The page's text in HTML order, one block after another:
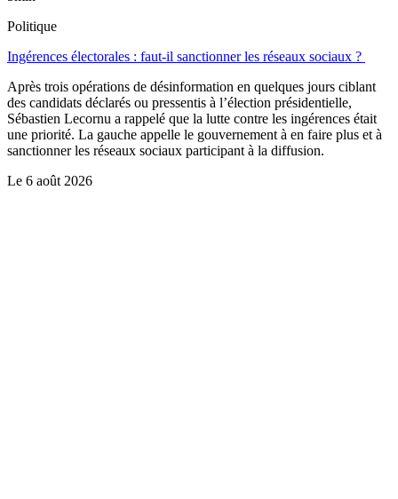
Politique
Ingérences électorales : faut-il sanctionner les réseaux sociaux ?
Après trois opérations de désinformation en quelques jours ciblant
des candidats déclarés ou pressentis à l’élection présidentielle,
Sébastien Lecornu a rappelé que la lutte contre les ingérences était
une priorité. La gauche appelle le gouvernement à en faire plus et à
sanctionner les réseaux sociaux participant à la diffusion.
Le 6 août 2026